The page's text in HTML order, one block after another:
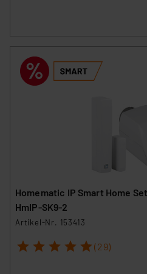
Homematic IP Smart Home
HmIP-SK9-2
Artikel-Nr. 153413
1 2 3 4 5 (29)